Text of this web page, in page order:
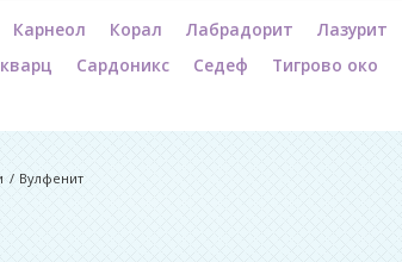
Карнеол Корал Лабрадорит Лазурит
Сардоникс Седеф Тигрово око
Вулфенит